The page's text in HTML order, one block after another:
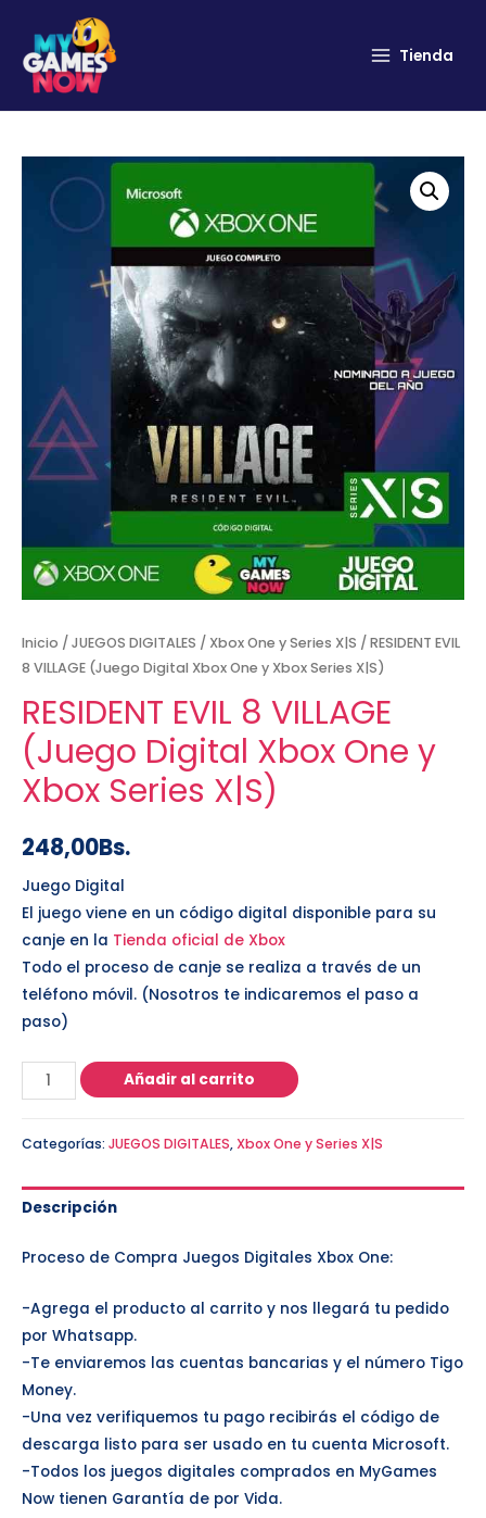
Tienda
Inicio /JUEGOS DIGITALES / Xbox One y Series X|S / RESIDENT EVIL
8 VILLAGE (Juego Digital Xbox One y Xbox Series X|S)
RESIDENT EVIL 8 VILLAGE
(Juego Digital Xbox One y
Xbox Series X|S)
248,00Bs.
Juego Digital
El juego viene en un código digital disponible para su
canje en la Tienda oficial de Xbox
Todo el proceso de canje se realiza a través de un
teléfono móvil. (Nosotros te indicaremos el paso a
paso)
Añadir al carrito
Categorías: JUEGOS DIGITALES,Xbox One y Series X|S
Descripción
Proceso de Compra Juegos Digitales Xbox One:
-Agrega el producto al carrito y nos llegará tu pedido
por Whatsapp.
-Te enviaremos las cuentas bancarias y el número Tigo
Money.
-Una vez verifiquemos tu pago recibirás el código de
descarga listo para ser usado en tu cuenta Microsoft.
-Todos los juegos digitales comprados en MyGames
Now tienen Garantía de por Vida.